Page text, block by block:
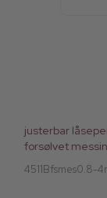
justerbar
forsølvet
4511Bfsmes0.8-